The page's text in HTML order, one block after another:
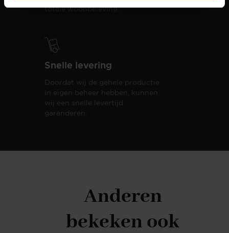
totale woonbeleving.
Snelle levering
Doordat wij de gehele productie
in eigen beheer hebben, kunnen
wij een snelle levertijd
garanderen.
Anderen
bekeken ook